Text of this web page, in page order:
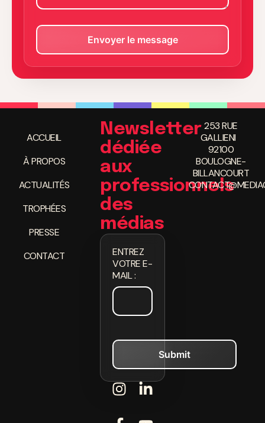
ACCUEIL
À PROPOS
ACTUALITÉS
TROPHÉES
PRESSE
CONTACT
Newsletter
dédiée
aux
professionnels
des
médias
ENTREZ
VOTRE E-
MAIL :
253 RUE
GALLIENI
92100
BOULOGNE-
BILLANCOURT